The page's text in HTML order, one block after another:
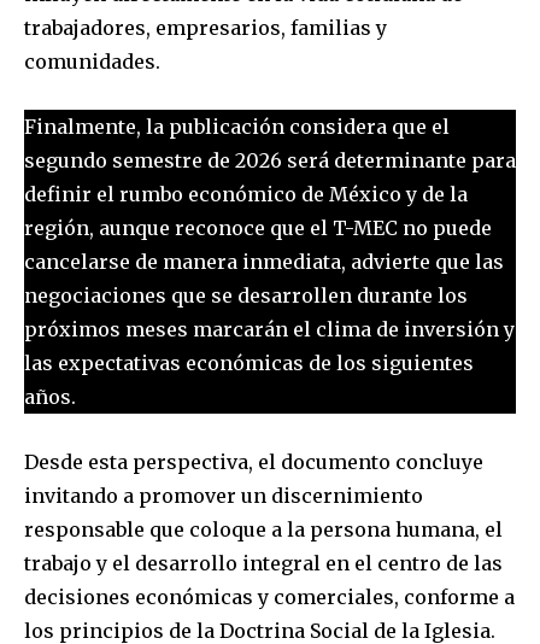
trabajadores, empresarios, familias y
comunidades.
Finalmente, la publicación considera que el
segundo semestre de 2026 será determinante para
definir el rumbo económico de México y de la
región, aunque reconoce que el T-MEC no puede
cancelarse de manera inmediata, advierte que las
negociaciones que se desarrollen durante los
próximos meses marcarán el clima de inversión y
las expectativas económicas de los siguientes
años.
Desde esta perspectiva, el documento concluye
invitando a promover un discernimiento
responsable que coloque a la persona humana, el
trabajo y el desarrollo integral en el centro de las
decisiones económicas y comerciales, conforme a
los principios de la Doctrina Social de la Iglesia.